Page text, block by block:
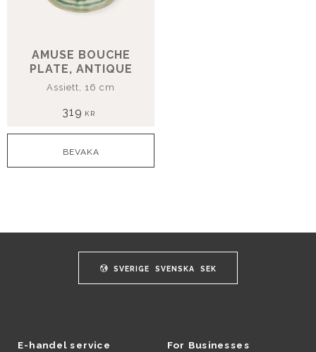
AMUSE BOUCHE
PLATE, ANTIQUE
Assiett, 16 cm
319 KR
SVERIGE SVENSKA SEK
E-handel service For Businesses